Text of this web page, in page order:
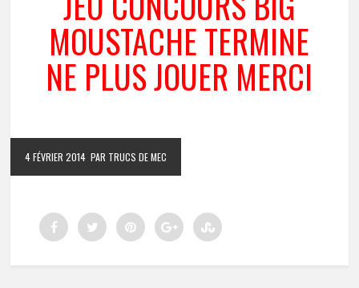
MOUSTACHE TERMINE
NE PLUS JOUER MERCI
4 FÉVRIER 2014 PAR TRUCS DE MEC